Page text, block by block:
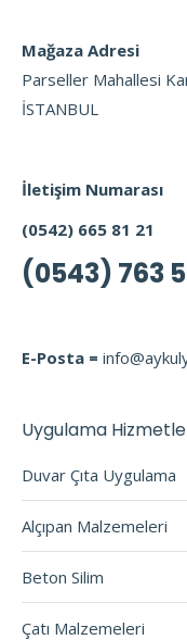
Mağaza Adresi
Parseller Mahallesi
İSTANBUL
İletişim Numarası
(0542) 665 81 21
(0543) 763
E-Posta =
Uygulama
Duvar Çıta Uygulama
Alçıpan Malzemeleri
Beton Silim
Çatı Malzemeleri